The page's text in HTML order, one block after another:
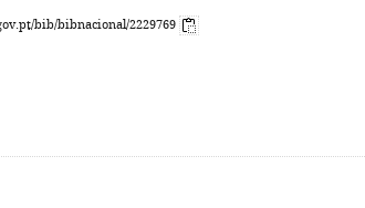
bib/bibnacional/2229769